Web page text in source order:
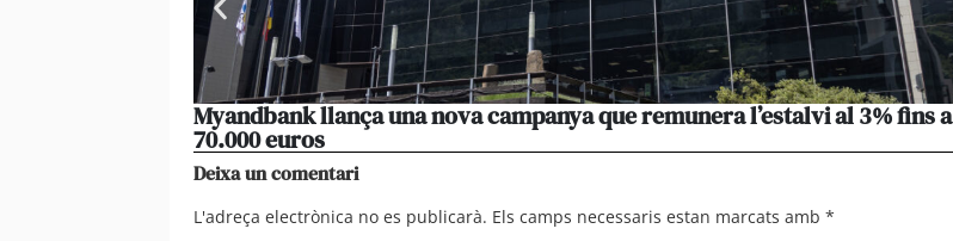
Myandbank llança una nova campanya que remunera l’estalvi al 3% fins a
70.000 euros
Deixa un comentari
L'adreça electrònica no es publicarà. Els camps necessaris estan marcats amb *